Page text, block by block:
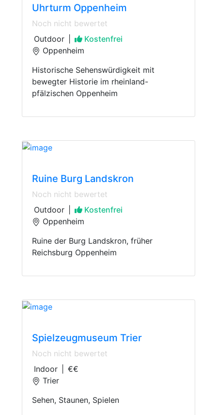
Uhrturm Oppenheim
Noch nicht bewertet
Outdoor
Kostenfrei
Oppenheim
Historische Sehenswürdigkeit mit
bewegter Historie im rheinland-
pfälzischen Oppenheim
Ruine Burg Landskron
Noch nicht bewertet
Outdoor
Kostenfrei
Oppenheim
Ruine der Burg Landskron, früher
Reichsburg Oppenheim
Spielzeugmuseum Trier
Noch nicht bewertet
Indoor
€€
Trier
Sehen, Staunen, Spielen